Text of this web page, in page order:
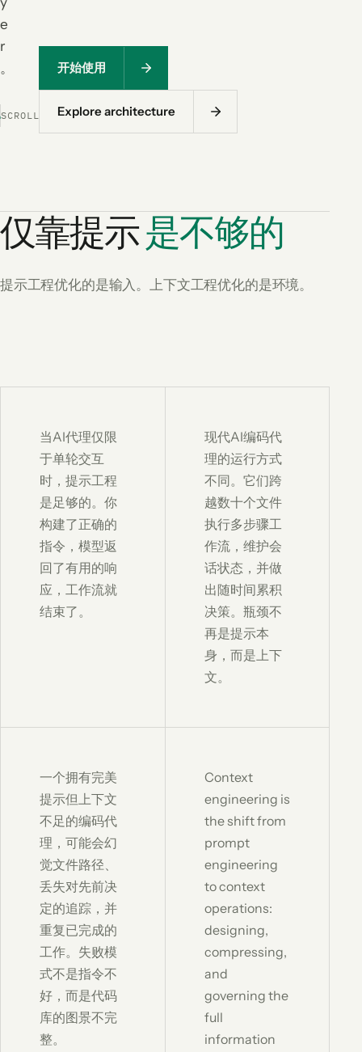
e
r
。
SCROLL
开始使用
Explore architecture
仅靠提示是不够的
提示工程优化的是输入。上下文工程优化的是环境。
当AI代理仅限
于单轮交互
时，提示工程
是足够的。你
构建了正确的
指令，模型返
回了有用的响
应，工作流就
结束了。
现代AI编码代
理的运行方式
不同。它们跨
越数十个文件
执行多步骤工
作流，维护会
话状态，并做
出随时间累积
决策。瓶颈不
再是提示本
身，而是上下
文。
一个拥有完美
提示但上下文
不足的编码代
理，可能会幻
觉文件路径、
丢失对先前决
定的追踪，并
重复已完成的
工作。失败模
式不是指令不
好，而是代码
库的图景不完
整。
Context
engineering is
the shift from
prompt
engineering
to context
operations:
designing,
compressing,
and
governing the
full
information